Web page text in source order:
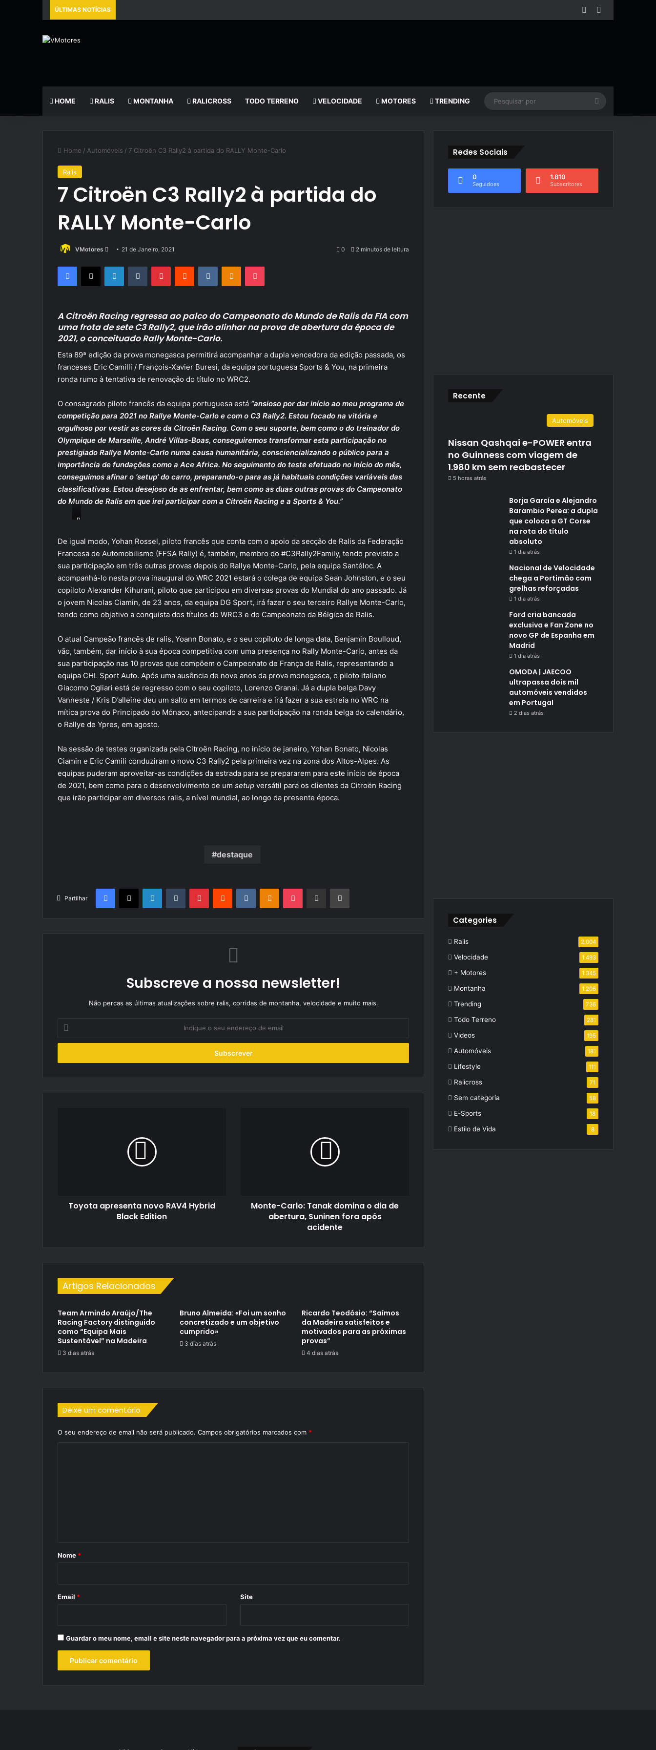
ÚLTIMAS NOTÍCIAS Facebook
HOME RALIS MONTANHA RALICROSS TODO TERRENO VELOCIDADE MOTORES TRENDING
Pesquisar
Home / Automóveis / 7 Citroën C3 Rally2 à partida do RALLY Monte-Carlo
Ralis
7 Citroën C3 Rally2 à partida do
RALLY Monte-Carlo
VMotores
Send
email
21 de Janeiro, 2021 0 2 minutos de leitura
Facebook
X LinkedInTumblr PinterestReddit VKontakteOdnoklassniki
Pocket
A Citroën Racing regressa ao palco do Campeonato do Mundo de Ralis da FIA com
uma frota de sete C3 Rally2, que irão alinhar na prova de abertura da época de
2021, o conceituado Rally Monte-Carlo.
Esta 89ª edição da prova monegasca permitirá acompanhar a dupla vencedora da edição passada, os
franceses Eric Camilli / François-Xavier Buresi, da equipa portuguesa Sports & You, na primeira
ronda rumo à tentativa de renovação do título no WRC2.
O consagrado piloto francês da equipa portuguesa está “ansioso por dar início ao meu programa de
competição para 2021 no Rallye Monte-Carlo e com o C3 Rally2. Estou focado na vitória e
orgulhoso por vestir as cores da Citroën Racing. Com o seu suporte, bem como o do treinador do
Olympique de Marseille, André Villas-Boas, conseguiremos transformar esta participação no
prestigiado Rallye Monte-Carlo numa causa humanitária, consciencializando o público para a
importância de fundações como a Ace Africa. No seguimento do teste efetuado no início do mês,
conseguimos afinar o ‘setup’ do carro, preparando-o para as já habituais condições variáveis das
classificativas. Estou desejoso de as enfrentar, bem como as duas outras provas do Campeonato
do Mundo de Ralis em que irei participar com a Citroën Racing e a Sports & You.”
P
O
O
:
A
U
L
E
V
I
A
L
T
T
E
De igual modo, Yohan Rossel, piloto francês que conta com o apoio da secção de Ralis da Federação
Francesa de Automobilismo (FFSA Rally) é, também, membro do #C3Rally2Family, tendo previsto a
sua participação em três outras provas depois do Rallye Monte-Carlo, pela equipa Santéloc. A
acompanhá-lo nesta prova inaugural do WRC 2021 estará o colega de equipa Sean Johnston, e o seu
copiloto Alexander Kihurani, piloto que participou em diversas provas do Mundial do ano passado. Já
o jovem Nicolas Ciamin, de 23 anos, da equipa DG Sport, irá fazer o seu terceiro Rallye Monte-Carlo,
tendo como objetivo a conquista dos títulos do WRC3 e do Campeonato da Bélgica de Ralis.
O atual Campeão francês de ralis, Yoann Bonato, e o seu copiloto de longa data, Benjamin Boulloud,
vão, também, dar início à sua época competitiva com uma presença no Rally Monte-Carlo, antes da
sua participação nas 10 provas que compõem o Campeonato de França de Ralis, representando a
equipa CHL Sport Auto. Após uma ausência de nove anos da prova monegasca, o piloto italiano
Giacomo Ogliari está de regresso com o seu copiloto, Lorenzo Granai. Já a dupla belga Davy
Vanneste / Kris D’alleine deu um salto em termos de carreira e irá fazer a sua estreia no WRC na
mítica prova do Principado do Mónaco, antecipando a sua participação na ronda belga do calendário,
o Rallye de Ypres, em agosto.
Na sessão de testes organizada pela Citroën Racing, no início de janeiro, Yohan Bonato, Nicolas
Ciamin e Eric Camili conduziram o novo C3 Rally2 pela primeira vez na zona dos Altos-Alpes. As
equipas puderam aproveitar-as condições da estrada para se prepararem para este início de época
de 2021, bem como para o desenvolvimento de um setup versátil para os clientes da Citroën Racing
que irão participar em diversos ralis, a nível mundial, ao longo da presente época.
destaque
Partilhar
Facebook
X LinkedInTumblr PinterestReddit VKontakteOdnoklassniki
Pocket Partilhar Via Email Imprimir
Subscreve a nossa newsletter!
Não percas as últimas atualizações sobre ralis, corridas de montanha, velocidade e muito mais.
seu
de
Toyota apresenta novo RAV4 Hybrid
Black Edition
foraMonte-Carlo: Tanak domina o dia de
abertura, Suninen fora após
acidente
Artigos Relacionados
Team Armindo Araújo/The
Racing Factory distinguido
como “Equipa Mais
Sustentável” na Madeira
3 dias atrás
Bruno Almeida: «Foi um sonho
concretizado e um objetivo
cumprido»
3 dias atrás
Ricardo Teodósio: “Saímos
da Madeira satisfeitos e
motivados para as próximas
provas”
4 dias atrás
Deixe um comentário
O seu endereço de email não será publicado. Campos obrigatórios marcados com *
r
*
Nome *
Email * Site
Guardar o meu nome, email e site neste navegador para a próxima vez que eu comentar.
Redes Sociais
0
Seguidoes
1.810
Subscritores
Recente
Automóveis
Nissan Qashqai e-POWER entra
no Guinness com viagem de
1.980 km sem reabastecer
5 horas atrás
Borja García e Alejandro
Barambio Perea: a dupla
que coloca a GT Corse
na rota do título
absoluto
1 dia atrás
Nacional de Velocidade
chega a Portimão com
grelhas reforçadas
1 dia atrás
Ford cria bancada
exclusiva e Fan Zone no
novo GP de Espanha em
Madrid
1 dia atrás
OMODA | JAECOO
ultrapassa dois mil
automóveis vendidos
em Portugal
2 dias atrás
Categories
Ralis 2.004
Velocidade 1.493
+ Motores 1.345
Montanha 1.206
Trending 736
Todo Terreno 281
Videos 195
Automóveis 181
Lifestyle 111
Ralicross 71
Sem categoria 58
E-Sports 18
Estilo de Vida 8